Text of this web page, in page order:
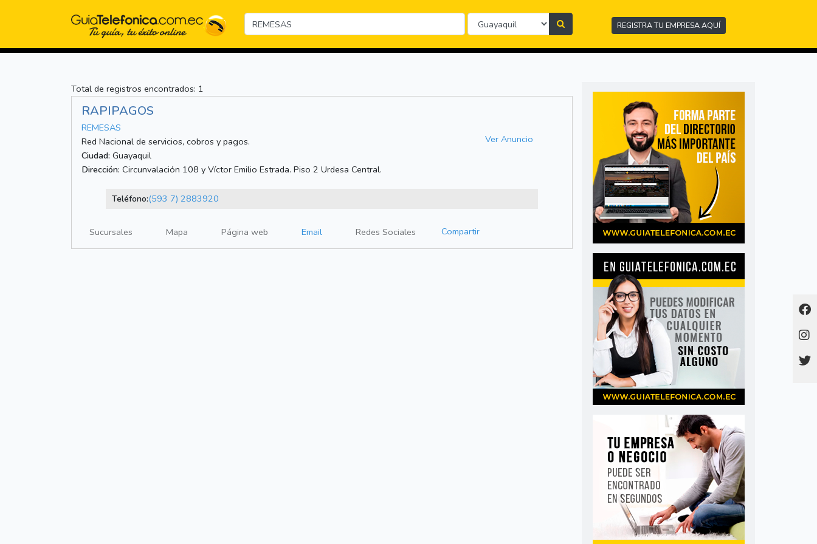
REGISTRA TU EMPRESA AQUÍ
Total de registros encontrados: 1
RAPIPAGOS
REMESAS
Red Nacional de servicios, cobros y pagos.
Ciudad: Guayaquil
Dirección: Circunvalación 108 y Víctor Emilio Estrada. Piso 2 Urdesa Central.
Ver Anuncio
Teléfono:(593 7) 2883920
Sucursales Mapa Página web Email Redes Sociales Compartir